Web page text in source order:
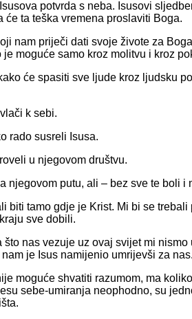
potvrda s neba. Isusovi
ta teška vremena proslaviti Boga.
nam priječi dati svoje živote za
moguće samo kroz molitvu i kroz
će spasiti sve ljude kroz ljudsku
k sebi.
rado susreli Isusa.
u njegovom društvu.
njegovom putu, ali – bez sve te boli i
biti tamo gdje je Krist. Mi bi se
sve dobili.
nas vezuje uz ovaj svijet mi
je Isus namijenio umrijevši za nas.
moguće shvatiti razumom, ma
sebe-umiranja neophodno, su